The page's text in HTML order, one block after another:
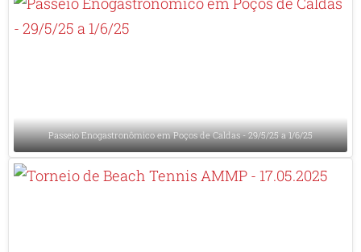
Passeio Enogastronômico em Poços de Caldas - 29/5/25 a 1/6/25